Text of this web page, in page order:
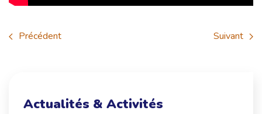
Précédent Suivant
Actualités & Activités